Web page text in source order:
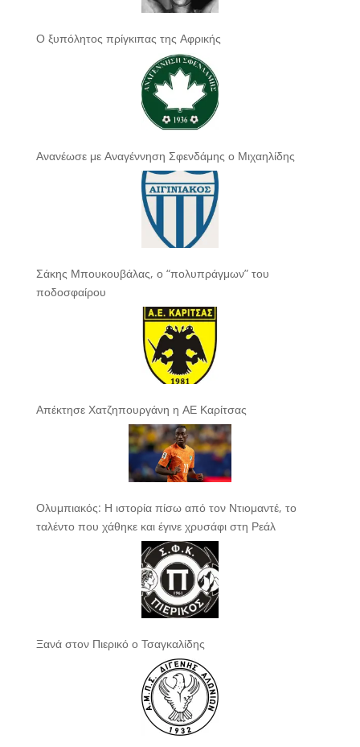
Ο ξυπόλητος πρίγκιπας της Αφρικής
Ανανέωσε με Αναγέννηση Σφενδάμης ο Μιχαηλίδης
Σάκης Μπουκουβάλας, ο “πολυπράγμων” του
ποδοσφαίρου
Απέκτησε Χατζηπουργάνη η ΑΕ Καρίτσας
Ολυμπιακός: Η ιστορία πίσω από τον Ντιομαντέ, το
ταλέντο που χάθηκε και έγινε χρυσάφι στη Ρεάλ
Ξανά στον Πιερικό ο Τσαγκαλίδης